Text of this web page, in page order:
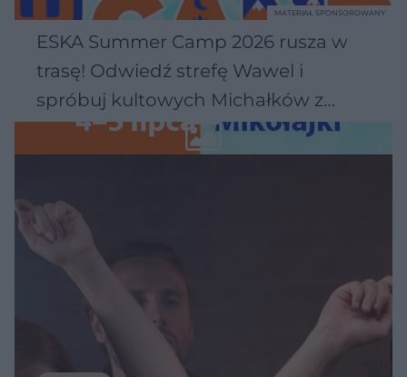
ESKA Summer Camp 2026 rusza w
trasę! Odwiedź strefę Wawel i
spróbuj kultowych Michałków z
Wawelu
MATERIAŁ SPONSOROWANY